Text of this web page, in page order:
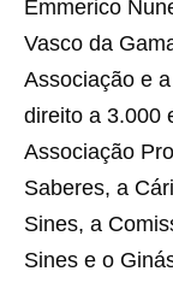
Emmerico
Vasco da
Associação e
direito a 3.000
Associação
Saberes, a
Sines, a
Sines e o